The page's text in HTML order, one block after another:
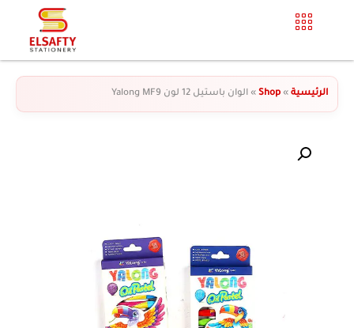
الرئيسية »
Shop
» الوان باستيل 12 لون Yalong MF9